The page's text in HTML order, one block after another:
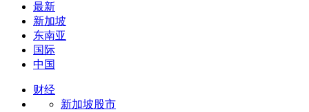
最新
新加坡
东南亚
国际
中国
财经
新加坡股市